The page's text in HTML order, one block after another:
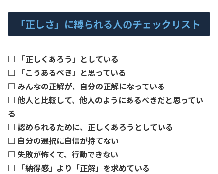
「正しさ」に縛られる人のチェックリスト
□ 「正しくあろう」としている
□ 「こうあるべき」と思っている
□ みんなの正解が、自分の正解になっている
□ 他人と比較して、他人のようにあるべきだと思ってい
る
□ 認められるために、正しくあろうとしている
□ 自分の選択に自信が持てない
□ 失敗が怖くて、行動できない
□ 「納得感」より「正解」を求めている